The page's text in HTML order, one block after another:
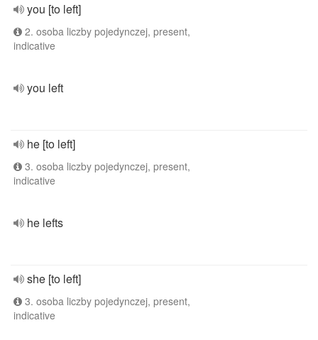
you [to left]
2. osoba liczby pojedynczej, present,
indicative
you left
he [to left]
3. osoba liczby pojedynczej, present,
indicative
he lefts
she [to left]
3. osoba liczby pojedynczej, present,
indicative